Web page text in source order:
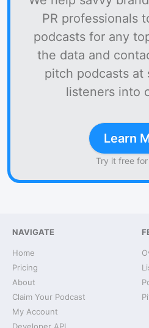
PR professionals
podcasts for any
the data and
pitch podcasts at
listeners into
Learn
Try it free
NAVIGATE
Home
Pricing
About
Claim Your Podcast
My Account